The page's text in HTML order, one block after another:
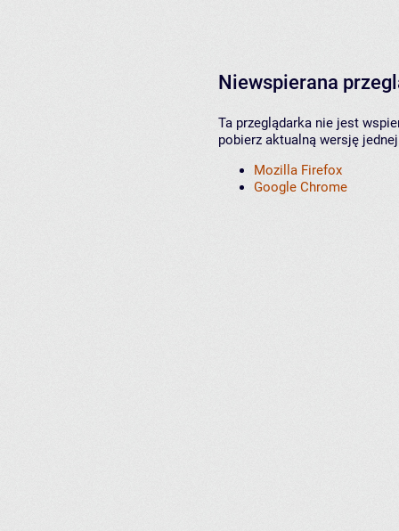
Niewspierana
Ta przeglądarka nie jest
pobierz aktualną wersję
Mozilla Firefox
Google Chrome